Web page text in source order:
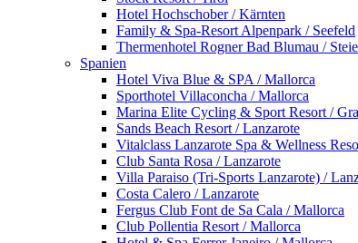
Hotel Hochschober / Kärnten
Family & Spa-Resort Alpenpark / Seefeld
Thermenhotel Rogner Bad Blumau /
Spanien
Hotel Viva Blue & SPA / Mallorca
Sporthotel Villaconcha / Mallorca
Marina Elite Cycling & Sport Resort /
Sands Beach Resort / Lanzarote
Vitalclass Lanzarote Spa & Wellness
Club Santa Rosa / Lanzarote
Villa Paraiso (Tri-Sports Lanzarote) /
Costa Calero / Lanzarote
Fergus Club Font de Sa Cala / Mallorca
Club Pollentia Resort / Mallorca